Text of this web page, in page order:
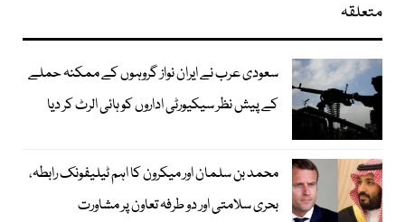
متعلقہ
سعودی عرب نے ایران نواز گروہوں کے ممکنہ حملے
کے پیش نظر سیکیورٹی اداروں کو ہائی الرٹ کر دیا
محمد بن سلمان اور میکرون کا اہم ٹیلیفونک رابطہ،
بحری سلامتی اور دو طرفہ تعاون پر مشاورت